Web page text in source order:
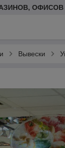
Вывески